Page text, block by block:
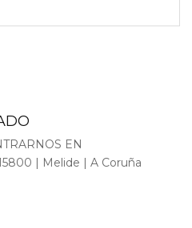
EN
| Melide | A Coruña